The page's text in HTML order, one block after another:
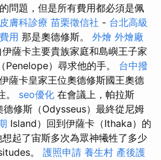
問題，但是所有費用都必須是佩
膚科診療 苗栗徵信社 - 台北高級
用 那是奧德修斯。 外燴 外燴廠
薩卡主要貴族家庭和島嶼王子家
Penelope）尋求他的手。 台中撥
薩卡皇家王位奧德修斯國王奧德
。 seo優化 在會議上，帕拉斯
德修斯（Odysseus）最終從尼姆
Island）回到伊薩卡（Ithaka）的
想起了宙斯多次為眾神犧牲了多少
。 護照申請 養生村 產後護